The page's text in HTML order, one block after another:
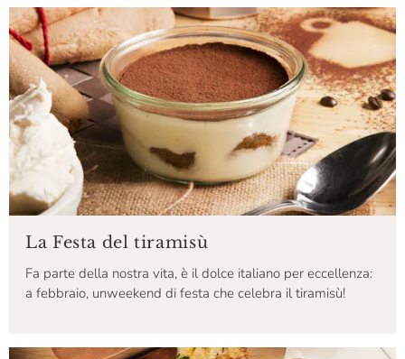
La Festa del tiramisù
Fa parte della nostra vita, è il dolce italiano per eccellenza:
a febbraio, unweekend di festa che celebra il tiramisù!